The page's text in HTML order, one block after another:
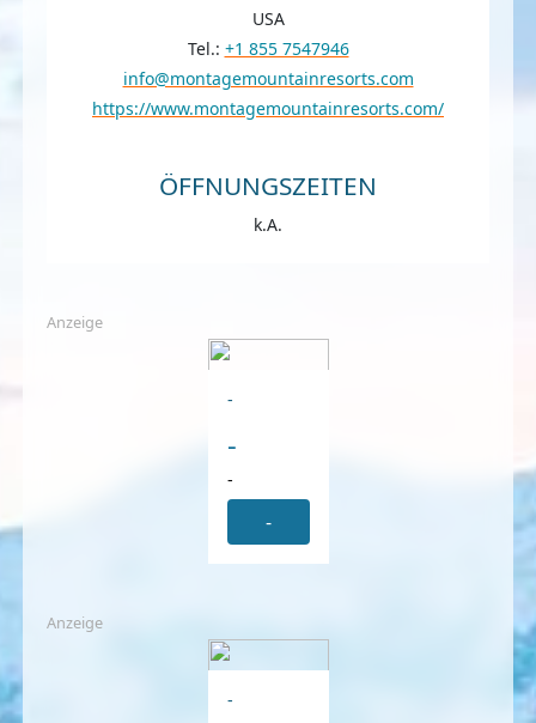
USA
Tel.: +1 855 7547946
info@montagemountainresorts.com
https://www.montagemountainresorts.com/
ÖFFNUNGSZEITEN
k.A.
Anzeige
-
-
-
-
Anzeige
-